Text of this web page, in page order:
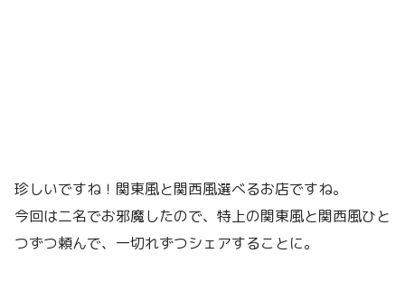
珍しいですね！関東風と関西風選べるお店ですね。
今回は二名でお邪魔したので、特上の関東風と関西風ひと
つずつ頼んで、一切れずつシェアすることに。